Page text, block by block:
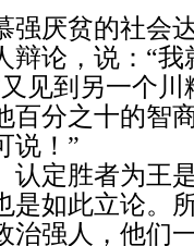
厌贫的社会
辩论，说：“
见到另一个川
百分之十的智
说！”
定胜者为王
是如此立论。
治强人，他们